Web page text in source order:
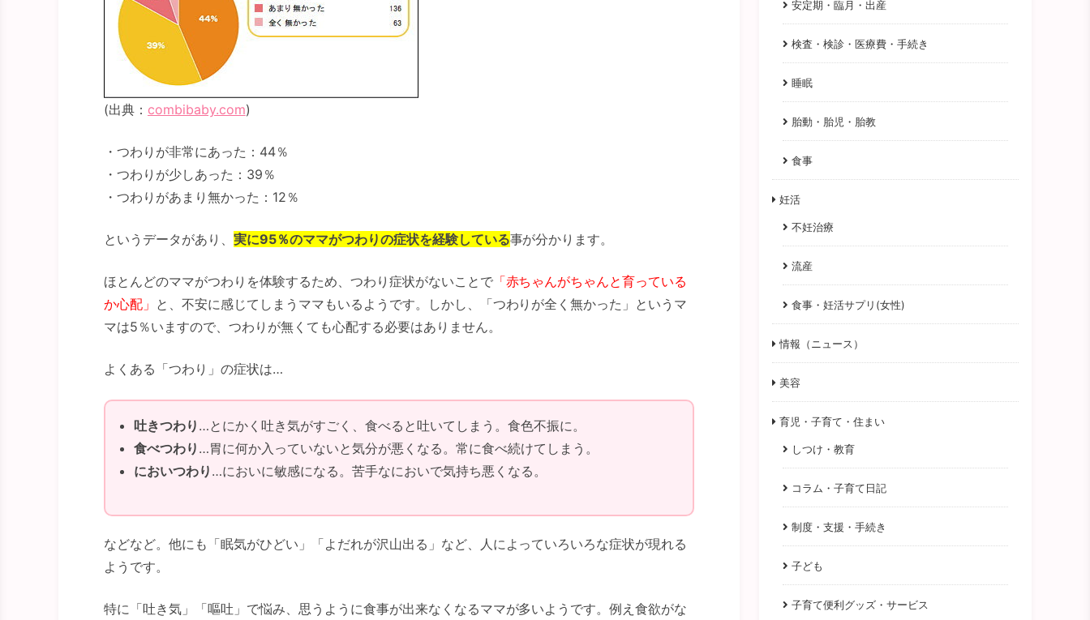
(出典： combibaby.com)
・つわりが非常にあった：44％
・つわりが少しあった：39％
・つわりがあまり無かった：12％
というデータがあり、 実に95％のママがつわりの症状を経験している事が分かります。
ほとんどのママがつわりを体験するため、つわり症状がないことで「赤ちゃんがちゃんと育っている
か心配」 と、不安に感じてしまうママもいるようです。しかし、「つわりが全く無かった」というマ
マは5％いますので、つわりが無くても心配する必要はありません。
よくある「つわり」の症状は…
吐きつわり …とにかく吐き気がすごく、食べると吐いてしまう。食色不振に。
食べつわり …胃に何か入っていないと気分が悪くなる。常に食べ続けてしまう。
においつわり …においに敏感になる。苦手なにおいで気持ち悪くなる。
などなど。他にも「眠気がひどい」「よだれが沢山出る」など、人によっていろいろな症状が現れる
ようです。
特に「吐き気」「嘔吐」で悩み、思うように食事が出来なくなるママが多いようです。例え食欲がな
安定期・臨月・出産
検査・検診・医療費・手続き
睡眠
胎動・胎児・胎教
食事
妊活
不妊治療
流産
食事・妊活サプリ(女性)
情報（ニュース）
美容
育児・子育て・住まい
しつけ・教育
コラム・子育て日記
制度・支援・手続き
子ども
子育て便利グッズ・サービス